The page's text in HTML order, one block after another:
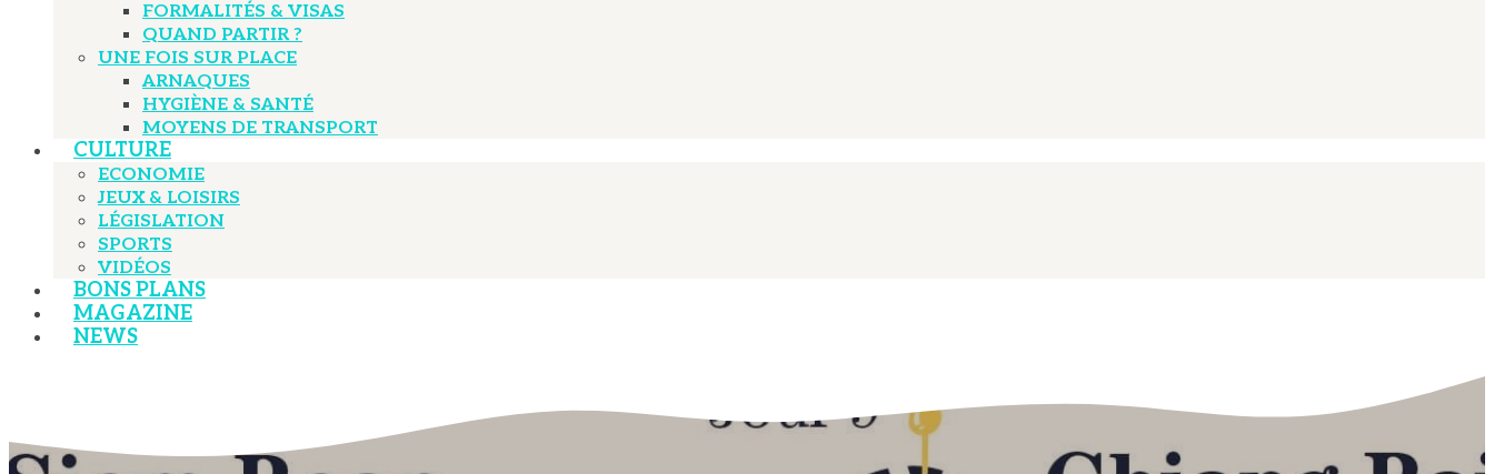
FORMALITÉS & VISAS
QUAND PARTIR ?
UNE FOIS SUR PLACE
ARNAQUES
HYGIÈNE & SANTÉ
MOYENS DE TRANSPORT
CULTURE
ECONOMIE
JEUX & LOISIRS
LÉGISLATION
SPORTS
VIDÉOS
BONS PLANS
MAGAZINE
NEWS